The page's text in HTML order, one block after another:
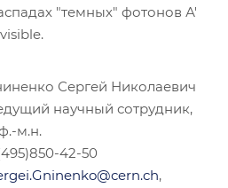
"темных" фотонов А'
Сергей Николаевич
научный сотрудник,
м.н.
42-50
,